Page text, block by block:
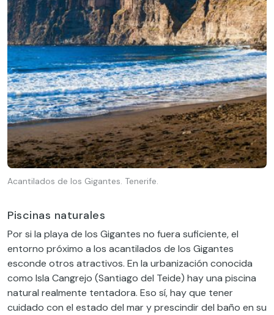
Acantilados de los Gigantes. Tenerife.
Piscinas naturales
Por si la playa de los Gigantes no fuera suficiente, el
entorno próximo a los acantilados de los Gigantes
esconde otros atractivos. En la urbanización conocida
como Isla Cangrejo (Santiago del Teide) hay una piscina
natural realmente tentadora. Eso sí, hay que tener
cuidado con el estado del mar y prescindir del baño en su